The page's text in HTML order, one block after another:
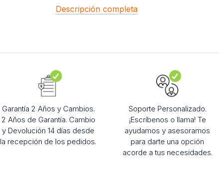
Descripción completa
Garantía 2 Años y Cambios.
2 Años de Garantía. Cambio
y Devolución 14 días desde
la recepción de los pedidos.
Soporte Personalizado.
¡Escríbenos o llama! Te
ayudamos y asesoramos
para darte una opción
acorde a tus necesidades.